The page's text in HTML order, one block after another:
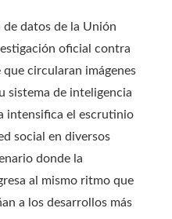
datos de la Unión
oficial contra
que circularan imágenes
sistema de inteligencia
intensifica el escrutinio
social en diversos
donde la
al mismo ritmo que
a los desarrollos más